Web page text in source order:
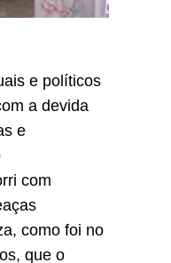
e políticos
a devida
e
com
como foi no
que o